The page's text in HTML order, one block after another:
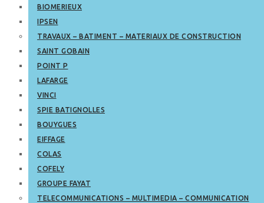
BIOMERIEUX
IPSEN
TRAVAUX – BATIMENT – MATERIAUX DE CONSTRUCTION
SAINT GOBAIN
POINT P
LAFARGE
VINCI
SPIE BATIGNOLLES
BOUYGUES
EIFFAGE
COLAS
COFELY
GROUPE FAYAT
TELECOMMUNICATIONS – MULTIMEDIA – COMMUNICATION